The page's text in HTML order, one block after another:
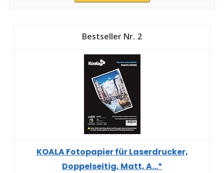
2
KOALA Fotopapier für Laserdrucker,
Doppelseitig, Matt, A...*